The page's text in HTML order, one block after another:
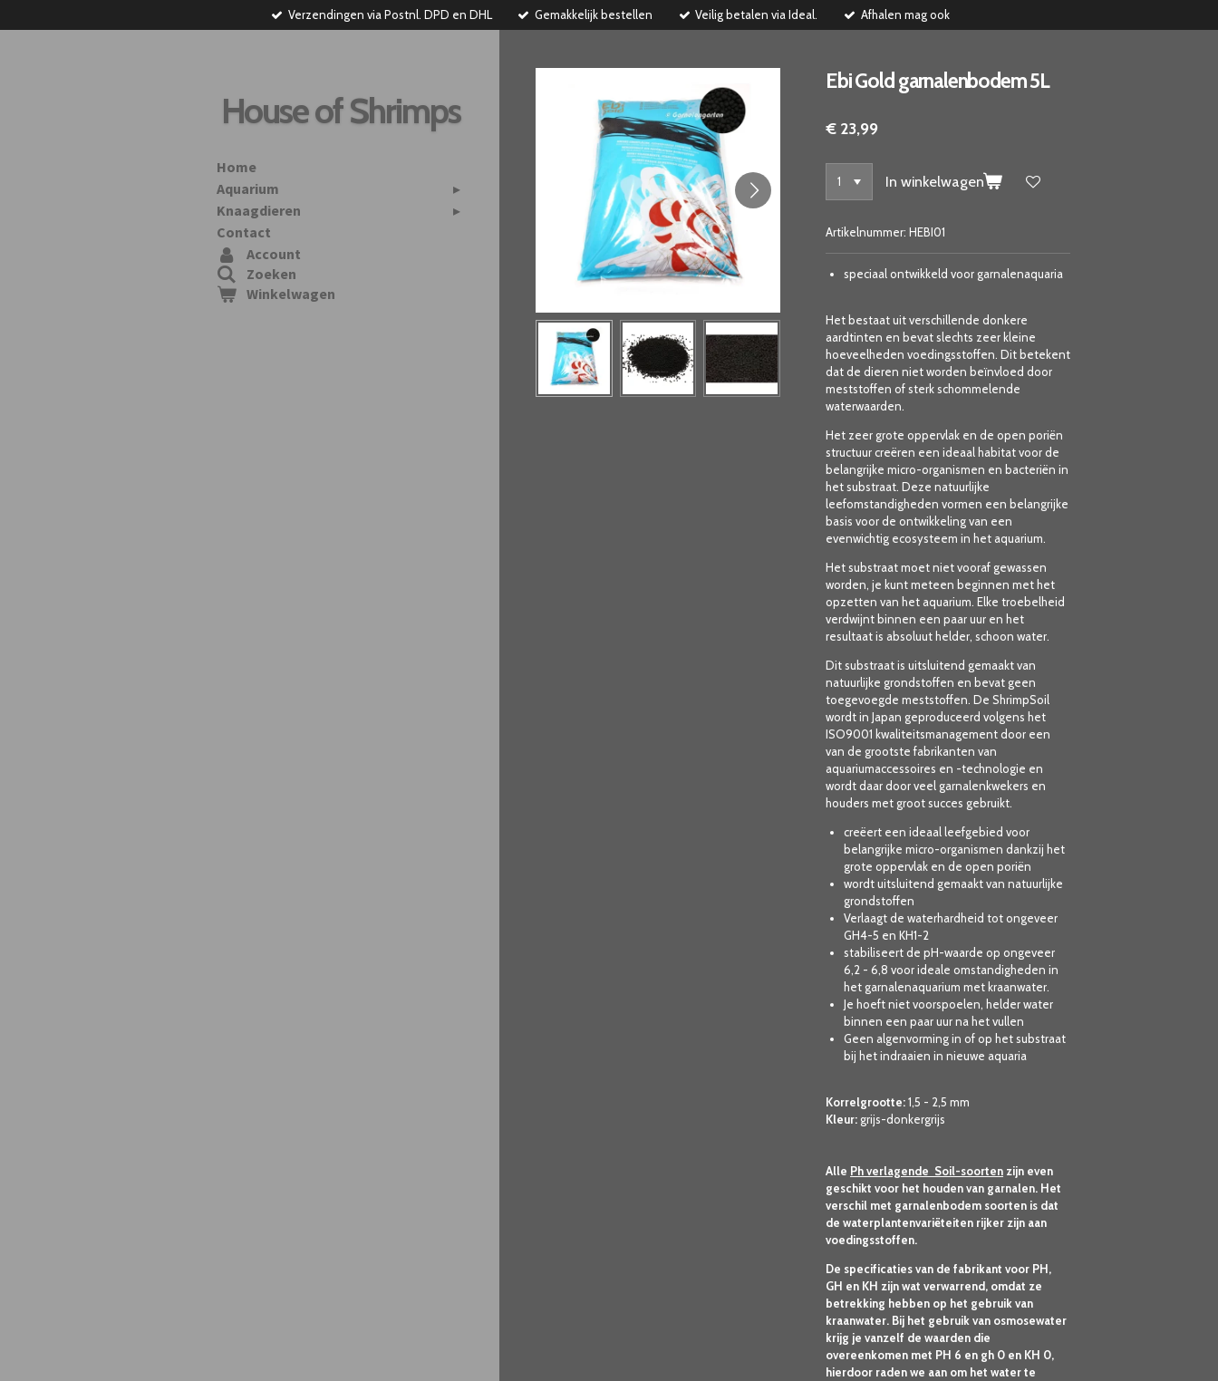
direct
Verzendingen via Postnl. DPD en DHL Gemakkelijk bestellen Veilig betalen via Ideal. Afhalen mag ook
Ebi Gold garnalenbodem 5L
€ 23,99
In winkelwagen
Artikelnummer: HEBI01
speciaal ontwikkeld voor garnalenaquaria
Het bestaat uit verschillende donkere
aardtinten en bevat slechts zeer kleine
hoeveelheden voedingsstoffen. Dit betekent
dat de dieren niet worden beïnvloed door
meststoffen of sterk schommelende
waterwaarden.
Het zeer grote oppervlak en de open poriën
structuur creëren een ideaal habitat voor de
belangrijke micro-organismen en bacteriën in
het substraat. Deze natuurlijke
leefomstandigheden vormen een belangrijke
basis voor de ontwikkeling van een
evenwichtig ecosysteem in het aquarium.
Het substraat moet niet vooraf gewassen
worden, je kunt meteen beginnen met het
opzetten van het aquarium. Elke troebelheid
verdwijnt binnen een paar uur en het
resultaat is absoluut helder, schoon water.
Dit substraat is uitsluitend gemaakt van
natuurlijke grondstoffen en bevat geen
toegevoegde meststoffen. De ShrimpSoil
wordt in Japan geproduceerd volgens het
ISO9001 kwaliteitsmanagement door een
van de grootste fabrikanten van
aquariumaccessoires en -technologie en
wordt daar door veel garnalenkwekers en
houders met groot succes gebruikt.
creëert een ideaal leefgebied voor
belangrijke micro-organismen dankzij het
grote oppervlak en de open poriën
wordt uitsluitend gemaakt van natuurlijke
grondstoffen
Verlaagt de waterhardheid tot ongeveer
GH4-5 en KH1-2
stabiliseert de pH-waarde op ongeveer
6,2 - 6,8 voor ideale omstandigheden in
het garnalenaquarium met kraanwater.
Je hoeft niet voorspoelen, helder water
binnen een paar uur na het vullen
Geen algenvorming in of op het substraat
bij het indraaien in nieuwe aquaria
Korrelgrootte:1,5 - 2,5 mm
Kleur:grijs-donkergrijs
Alle Ph verlagende Soil-soorten zijn even
geschikt voor het houden van garnalen. Het
verschil met garnalenbodem soorten is dat
de waterplantenvariëteiten rijker zijn aan
voedingsstoffen.
De specificaties van de fabrikant voor PH,
GH en KH zijn wat verwarrend, omdat ze
betrekking hebben op het gebruik van
kraanwater. Bij het gebruik van osmosewater
krijg je vanzelf de waarden die
overeenkomen met PH 6 en gh 0 en KH 0,
hierdoor raden we aan om het water te
House of Shrimps
Home
Aquarium
Knaagdieren
Contact
Account
Zoeken
Winkelwagen